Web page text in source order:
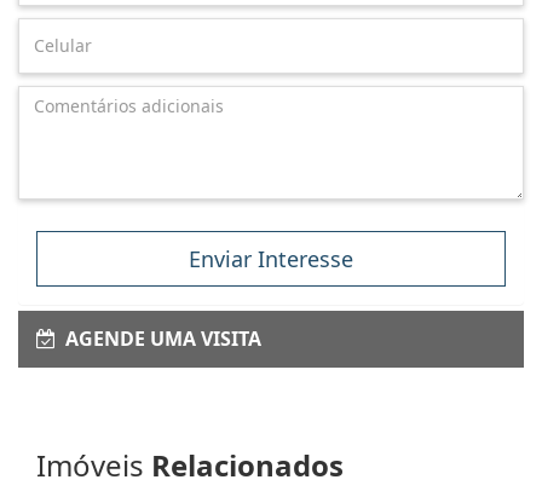
Enviar Interesse
AGENDE UMA VISITA
Imóveis Relacionados